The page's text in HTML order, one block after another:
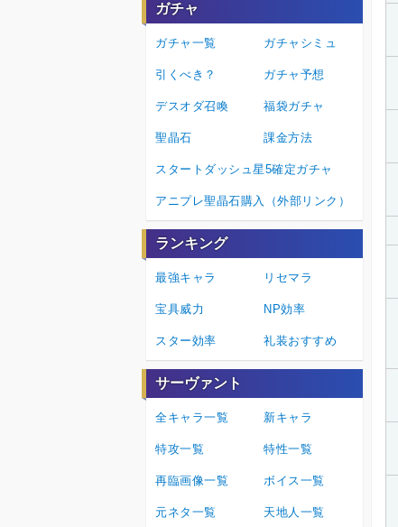
ガチャ
ガチャ一覧 ガチャシミュ
引くべき？ ガチャ予想
デスオダ召喚 福袋ガチャ
聖晶石 課金方法
スタートダッシュ星5確定ガチャ
アニプレ聖晶石購入（外部リンク）
ランキング
最強キャラ リセマラ
宝具威力 NP効率
スター効率 礼装おすすめ
サーヴァント
全キャラ一覧 新キャラ
特攻一覧 特性一覧
再臨画像一覧 ボイス一覧
元ネタ一覧 天地人一覧